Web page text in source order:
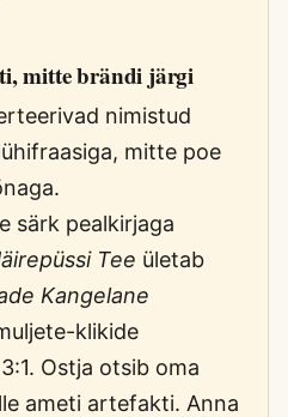
mitte brändi järgi
nimistud
mitte poe
särk pealkirjaga
Tee ületab
Kangelane
klikide
Ostja otsib oma
ameti artefakti. Anna